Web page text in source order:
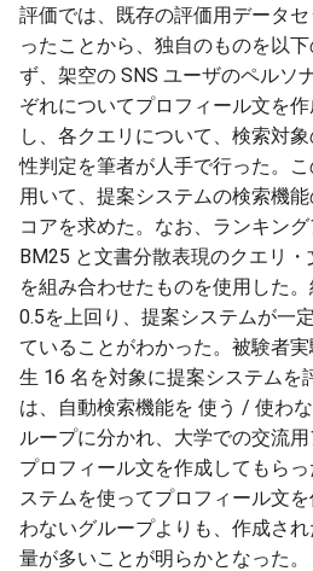
評価では、既存の評価用データ
ったことから、独自のものを以
ず、架空の SNS ユーザのペルソ
ぞれについてプロフィール文を
し、各クエリについて、検索対
性判定を筆者が人手で行った。
用いて、提案システムの検索機能
コアを求めた。なお、ランキン
BM25 と文書分散表現のクエリ
を組み合わせたものを使用した
0.5を上回り、提案システムが一
ていることがわかった。被験者
生 16 名を対象に提案システムを
は、自動検索機能を 使う / 使わ
ループに分かれ、大学での交流
プロフィール文を作成してもら
ステムを使ってプロフィール文
わないグループよりも、作成さ
量が多いことが明らかとなった